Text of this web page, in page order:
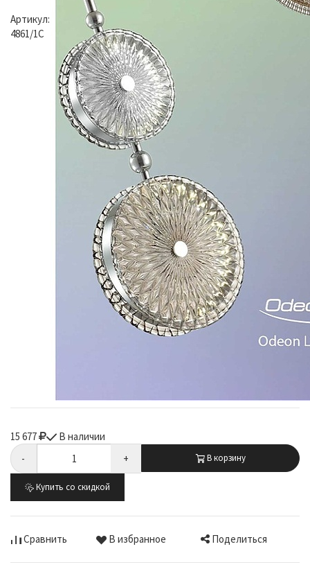
Артикул:
4861/1C
15 677
В наличии
-
+ В корзину
Купить со скидкой
Сравнить В избранное Поделиться